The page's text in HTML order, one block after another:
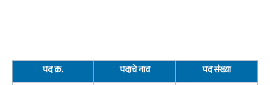
पद क्र. पदाचे नाव
पद संख्या